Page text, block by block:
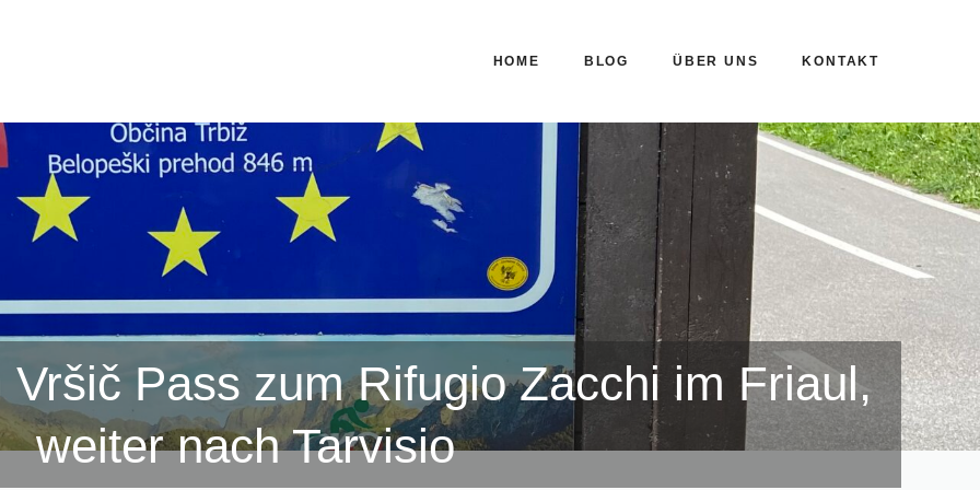
HOME BLOG ÜBER UNS KONTAKT
Vršič Pass zum Rifugio Zacchi im Friaul,
weiter nach Tarvisio